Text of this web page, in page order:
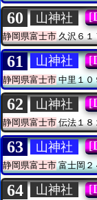
60 山神社
静岡県富士市久沢６１
61 山神社
静岡県富士市中里１０
62 山神社
静岡県富士市伝法１８
63 山神社
静岡県富士市富士岡２
64 山神社